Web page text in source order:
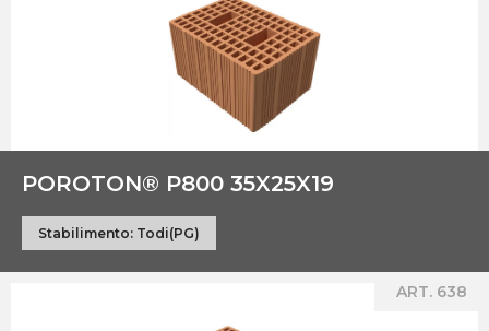
POROTON® P800 35X25X19
Stabilimento: Todi(PG)
ART. 638